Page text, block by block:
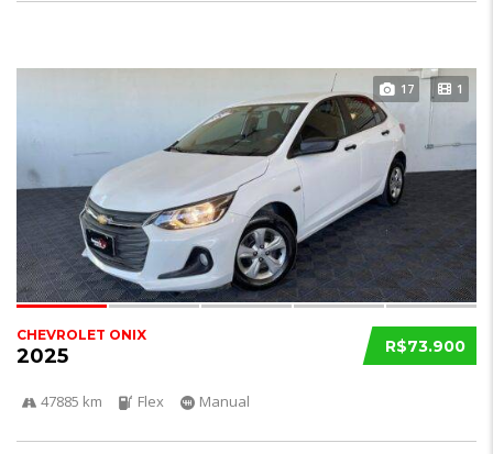
17 1
R$73.900
CHEVROLET ONIX
2025
47885 km Flex Manual